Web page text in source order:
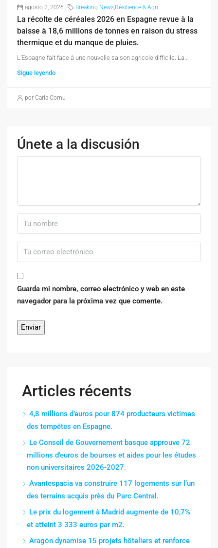
agosto 2, 2026 Breaking News Résilience & Agri
La récolte de céréales 2026 en Espagne revue à la
baisse à 18,6 millions de tonnes en raison du stress
thermique et du manque de pluies.
L’Espagne fait face à une nouvelle saison agricole difficile. La...
Sigue leyendo
por Carla Cornu
Únete a la discusión
Guarda mi nombre, correo electrónico y web en este
navegador para la próxima vez que comente.
Articles récents
4,8 millions d’euros pour 874 producteurs victimes
des tempêtes en Espagne.
Le Conseil de Gouvernement basque approuve 72
millions d’euros de bourses et aides pour les études
non universitaires 2026-2027.
Avantespacia va construire 117 logements sur l’un
des terrains acquis près du Parc Central.
Le prix du logement à Madrid augmente de 10,7%
et atteint 3 333 euros par m2.
Aragón dynamise 15 projets hôteliers et renforce